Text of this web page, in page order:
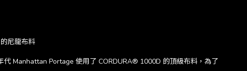
尼龍布料
Manhattan Portage 使用了 CORDURA® 1000D 的頂級布料，為了